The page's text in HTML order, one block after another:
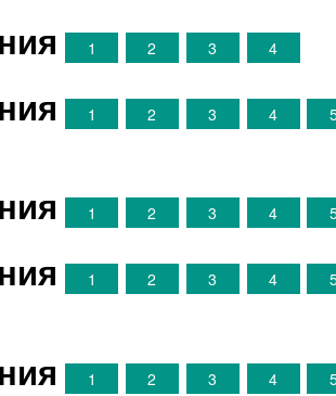
1 2 3 4
1 2 3 4
1 2 3 4
1 2 3 4
1 2 3 4